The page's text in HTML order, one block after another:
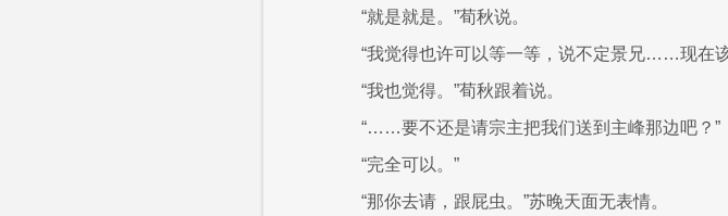
“就是就是。”荀秋说。
“我觉得也许可以等一等，说不定景兄……现在
“我也觉得。”荀秋跟着说。
“……要不还是请宗主把我们送到主峰那边吧？”
“完全可以。”
“那你去请，跟屁虫。”苏晚天面无表情。